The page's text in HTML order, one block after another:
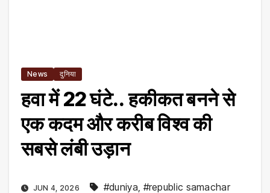
News दुनिया
हवा में 22 घंटे.. हकीकत बनने से
एक कदम और करीब विश्व की
सबसे लंबी उड़ान
JUN 4, 2026 #duniya #republic samachar